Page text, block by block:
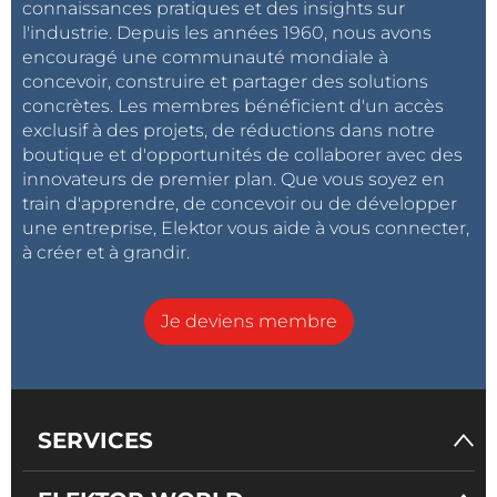
blanche brillante ainsi que deux minuscules boutons
poussoirs (Boot et Reset) au fond d'un trou assez
profond. Espérons que ces deux boutons ne seront
pas utilisés souvent.
Batterie interchangeable
La partie inférieure.
la batterie qui permet d'accéder à la cellule li-ion
amovible de type 18650. L'idée est que l'enseignant
pouvoir remplacer rapidement une batterie vide au
Personnalisation
connaissances pratiques et des insights sur
l'industrie. Depuis les années 1960, nous avons
encouragé une communauté mondiale à
concevoir, construire et partager des solutions
concrètes. Les membres bénéficient d'un accès
exclusif à des projets, de réductions dans notre
boutique et d'opportunités de collaborer avec des
innovateurs de premier plan. Que vous soyez en
train d'apprendre, de concevoir ou de développer
une entreprise, Elektor vous aide à vous connecter,
à créer et à grandir.
Je deviens membre
SERVICES